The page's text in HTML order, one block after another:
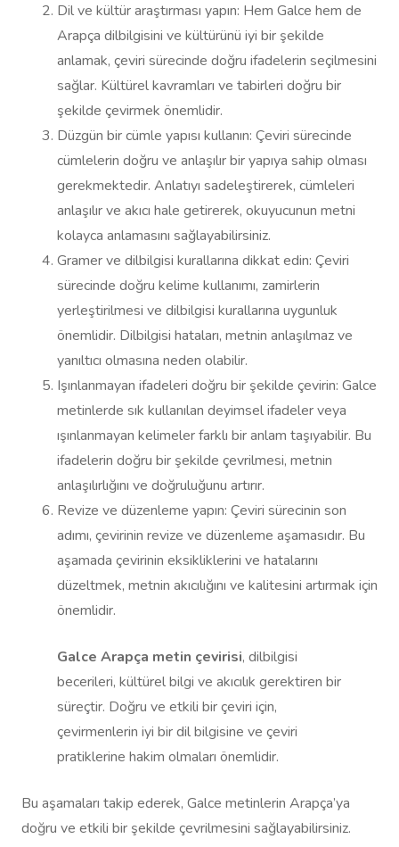
Dil ve kültür araştırması yapın: Hem Galce hem de
Arapça dilbilgisini ve kültürünü iyi bir şekilde
anlamak, çeviri sürecinde doğru ifadelerin seçilmesini
sağlar. Kültürel kavramları ve tabirleri doğru bir
şekilde çevirmek önemlidir.
Düzgün bir cümle yapısı kullanın: Çeviri sürecinde
cümlelerin doğru ve anlaşılır bir yapıya sahip olması
gerekmektedir. Anlatıyı sadeleştirerek, cümleleri
anlaşılır ve akıcı hale getirerek, okuyucunun metni
kolayca anlamasını sağlayabilirsiniz.
Gramer ve dilbilgisi kurallarına dikkat edin: Çeviri
sürecinde doğru kelime kullanımı, zamirlerin
yerleştirilmesi ve dilbilgisi kurallarına uygunluk
önemlidir. Dilbilgisi hataları, metnin anlaşılmaz ve
yanıltıcı olmasına neden olabilir.
Işınlanmayan ifadeleri doğru bir şekilde çevirin: Galce
metinlerde sık kullanılan deyimsel ifadeler veya
ışınlanmayan kelimeler farklı bir anlam taşıyabilir. Bu
ifadelerin doğru bir şekilde çevrilmesi, metnin
anlaşılırlığını ve doğruluğunu artırır.
Revize ve düzenleme yapın: Çeviri sürecinin son
adımı, çevirinin revize ve düzenleme aşamasıdır. Bu
aşamada çevirinin eksikliklerini ve hatalarını
düzeltmek, metnin akıcılığını ve kalitesini artırmak için
önemlidir.
Galce Arapça metin çevirisi, dilbilgisi
becerileri, kültürel bilgi ve akıcılık gerektiren bir
süreçtir. Doğru ve etkili bir çeviri için,
çevirmenlerin iyi bir dil bilgisine ve çeviri
pratiklerine hakim olmaları önemlidir.
Bu aşamaları takip ederek, Galce metinlerin Arapça’ya
doğru ve etkili bir şekilde çevrilmesini sağlayabilirsiniz.